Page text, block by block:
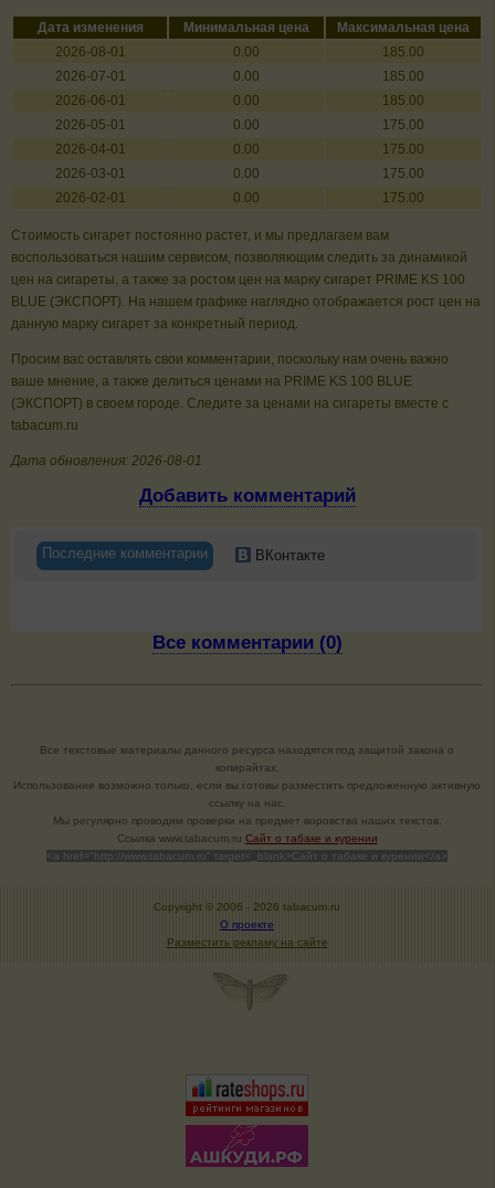
Дата изменения Минимальная цена
Максимальная цена
2026-08-01
0.00
185.00
2026-07-01
0.00
185.00
2026-06-01
0.00
185.00
2026-05-01
0.00
175.00
2026-04-01
0.00
175.00
2026-03-01
0.00
175.00
2026-02-01
0.00 175.00
Стоимость сигарет постоянно растет, и мы предлагаем вам
воспользоваться нашим сервисом, позволяющим следить за динамикой
цен на сигареты, а также за ростом цен на марку сигарет PRIME KS 100
BLUE (ЭКСПОРТ). На нашем графике наглядно отображается рост цен на
данную марку сигарет за конкретный период.
Просим вас оставлять свои комментарии, поскольку нам очень важно
ваше мнение, а также делиться ценами на PRIME KS 100 BLUE
(ЭКСПОРТ) в своем городе. Следите за ценами на сигареты вместе с
tabacum.ru
Дата обновления: 2026-08-01
Добавить комментарий
Последние комментарии ВКонтакте
Все комментарии (0)
Все текстовые материалы данного ресурса находятся под защитой закона о
копирайтах.
Использование возможно только, если вы готовы разместить предложенную активную
ссылку на нас.
Мы регулярно проводим проверки на предмет воровства наших текстов.
Cсылка www.tabacum.ru Сайт о табаке и курении
<a href="http://www.tabacum.ru" target=_blank>Сайт о табаке и курении</a>
Copyright © 2006 - 2026 tabacum.ru
О проекте
Разместить рекламу на сайте